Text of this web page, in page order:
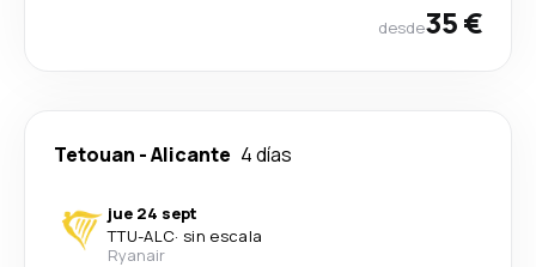
desde35 €
Tetouan -Alicante 4 días
jue 24 sept
TTU-ALC· sin escala
Ryanair